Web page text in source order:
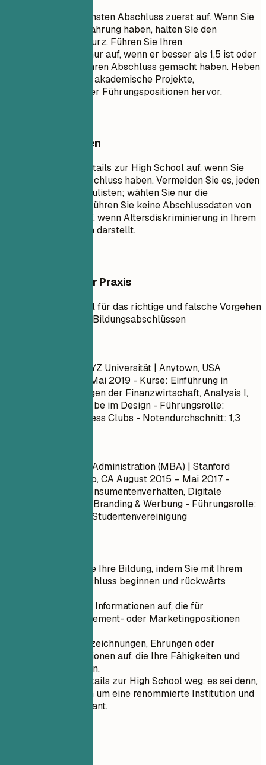
Listen Sie Ihren höchsten Abschluss zuerst auf. Wenn Sie
relevante Berufserfahrung haben, halten Sie den
Bildungsabschnitt kurz. Führen Sie Ihren
Notendurchschnitt nur auf, wenn er besser als 1,5 ist oder
wenn Sie kürzlich Ihren Abschluss gemacht haben. Heben
Sie relevante Kurse, akademische Projekte,
Auszeichnungen oder Führungspositionen hervor.
Besser vermeiden
Führen Sie keine Details zur High School auf, wenn Sie
einen Hochschulabschluss haben. Vermeiden Sie es, jeden
einzelnen Kurs aufzulisten; wählen Sie nur die
relevantesten aus. Führen Sie keine Abschlussdaten von
vor Jahrzehnten auf, wenn Altersdiskriminierung in Ihrem
Bereich ein Problem darstellt.
Beispiele aus der Praxis
Praktisches Beispiel für das richtige und falsche Vorgehen
bei der Angabe von Bildungsabschlüssen
Bachelor of Arts | XYZ Universität | Anytown, USA
September 2015 – Mai 2019 - Kurse: Einführung in
Marketing, Grundlagen der Finanzwirtschaft, Analysis I,
Psychologie der Farbe im Design - Führungsrolle:
Präsident des Business Clubs - Notendurchschnitt: 1,3
Master of Business Administration (MBA) | Stanford
University | Palo Alto, CAAugust 2015 – Mai 2017 -
Relevante Kurse: Konsumentenverhalten, Digitale
Marketingstrategie, Branding & Werbung - Führungsrolle:
Präsident der MBA-Studentenvereinigung
Priorisieren Sie Ihre Bildung, indem Sie mit Ihrem
höchsten Abschluss beginnen und rückwärts
Führen Sie nur Informationen auf, die für
Markenmanagement- oder Marketingpositionen
Listen Sie Auszeichnungen, Ehrungen oder
Führungspositionen auf, die Ihre Fähigkeiten und
Erfolge belegen.
Lassen Sie Details zur High School weg, es sei denn,
es handelt sich um eine renommierte Institution und
ist direkt relevant.